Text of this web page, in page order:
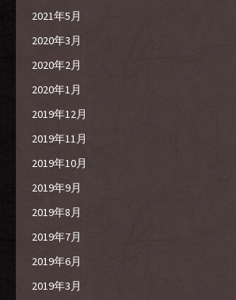
2021年5月
2020年3月
2020年2月
2020年1月
2019年12月
2019年11月
2019年10月
2019年9月
2019年8月
2019年7月
2019年6月
2019年3月